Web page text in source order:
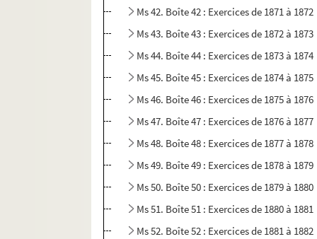
Ms 42. Boîte 42 : Exercices de 1871 à 1872
Ms 43. Boîte 43 : Exercices de 1872 à 1873
Ms 44. Boîte 44 : Exercices de 1873 à 1874
Ms 45. Boîte 45 : Exercices de 1874 à 1875
Ms 46. Boîte 46 : Exercices de 1875 à 1876
Ms 47. Boîte 47 : Exercices de 1876 à 1877
Ms 48. Boîte 48 : Exercices de 1877 à 1878
Ms 49. Boîte 49 : Exercices de 1878 à 1879
Ms 50. Boîte 50 : Exercices de 1879 à 1880
Ms 51. Boîte 51 : Exercices de 1880 à 1881
Ms 52. Boîte 52 : Exercices de 1881 à 1882